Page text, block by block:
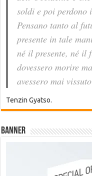
soldi e poi perdono
Pensano tanto al
presente in tale
né il presente, né il
dovessero morire
avessero mai
Tenzin Gyatso.
Banner